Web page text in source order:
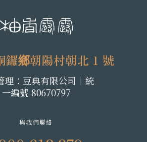
鑼鄉朝陽村朝北 1 號
理：豆典有限公司│統
一編號 80670797
與我們聯絡